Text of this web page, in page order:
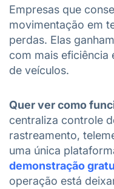
Empresas que
movimentação em
perdas. Elas
com mais eficiência
de veículos.
Quer ver como
centraliza controle
rastreamento,
uma única
demonstração
operação está